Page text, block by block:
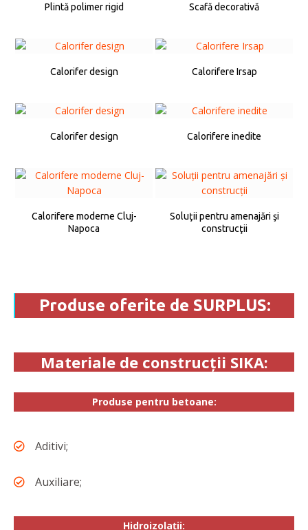
Plintă polimer rigid Scafă decorativă
Calorifer design Calorifere Irsap
Calorifer design Calorifere inedite
Calorifere moderne Cluj-
Napoca
Soluţii pentru amenajări şi
construcţii
Produse oferite de SURPLUS:
Materiale de construcții SIKA:
Produse pentru betoane:
Aditivi;
Auxiliare;
Hidroizolații: